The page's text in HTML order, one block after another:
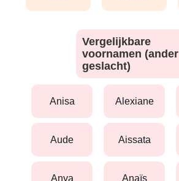
Vergelijkbare
voornamen (ander
geslacht)
anisa alexiane
aude aissata
anya anaïs